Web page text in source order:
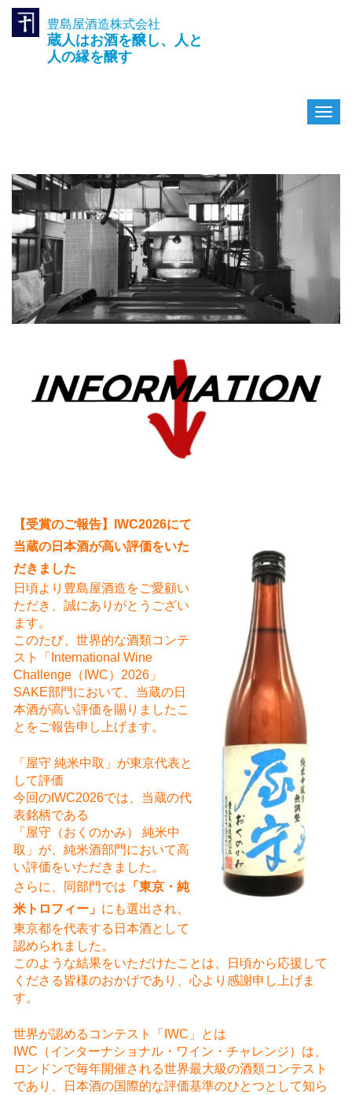
豊島屋酒造株式会社
蔵人はお酒を醸し、人と
人の縁を醸す
ナ
【受賞のご報告】IWC2026にて
当蔵の日本酒が高い評価をいた
だきました
日頃より豊島屋酒造をご愛顧い
ただき、誠にありがとうござい
ます。
このたび、世界的な酒類コンテ
スト「International Wine
Challenge（IWC）2026」
SAKE部門において、当蔵の日
本酒が高い評価を賜りましたこ
とをご報告申し上げます。
「屋守 純米中取」が東京代表と
して評価
今回のIWC2026では、当蔵の代
表銘柄である
「屋守（おくのかみ） 純米中
取」が、純米酒部門において高
い評価をいただきました。
さらに、同部門では 「東京・純
米トロフィー」 にも選出され、
東京都を代表する日本酒として
認められました。
このような結果をいただけたことは、日頃から応援して
くださる皆様のおかげであり、心より感謝申し上げま
す。
世界が認めるコンテスト「IWC」とは
IWC（インターナショナル・ワイン・チャレンジ）は、
ロンドンで毎年開催される世界最大級の酒類コンテスト
であり、日本酒の国際的な評価基準のひとつとして知ら